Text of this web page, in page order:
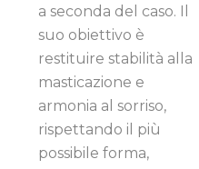
a seconda del caso. Il
suo obiettivo è
restituire stabilità alla
masticazione e
armonia al sorriso,
rispettando il più
possibile forma,